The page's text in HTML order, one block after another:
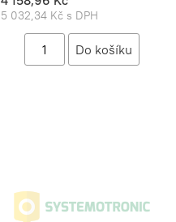
5 032,34 Kč s DPH